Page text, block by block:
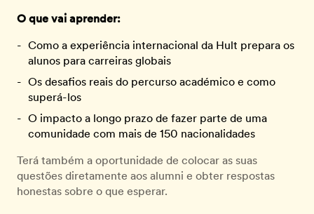
O que vai aprender:
Como a experiência internacional da Hult prepara os
alunos para carreiras globais
Os desafios reais do percurso académico e como
superá-los
O impacto a longo prazo de fazer parte de uma
comunidade com mais de 150 nacionalidades
Terá também a oportunidade de colocar as suas
questões diretamente aos alumni e obter respostas
honestas sobre o que esperar.